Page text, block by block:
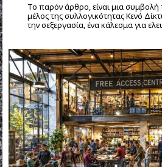
Το παρόν άρθρο, είναι μια συμβολή
μέλος της συλλογικότητας Κενό
την σεξεργασία, ένα κάλεσμα για